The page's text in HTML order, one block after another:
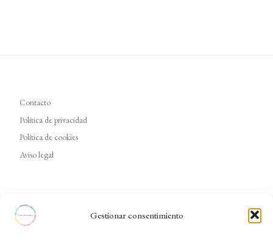
Gestionar consentimiento
Contacto
Política de privacidad
Política de cookies
Aviso legal